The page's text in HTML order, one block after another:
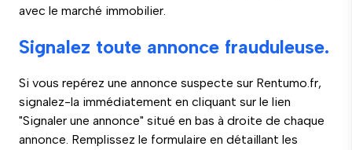
avec le marché immobilier.
Signalez toute annonce frauduleuse.
Si vous repérez une annonce suspecte sur Rentumo.fr,
signalez-la immédiatement en cliquant sur le lien
"Signaler une annonce" situé en bas à droite de chaque
annonce. Remplissez le formulaire en détaillant les